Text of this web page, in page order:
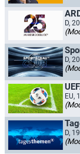
D,
D,
EU,
D,